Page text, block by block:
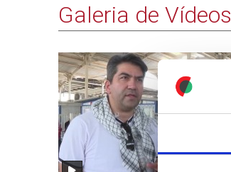
Galeria de Vídeos